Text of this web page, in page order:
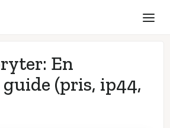
En
(pris, ip44,